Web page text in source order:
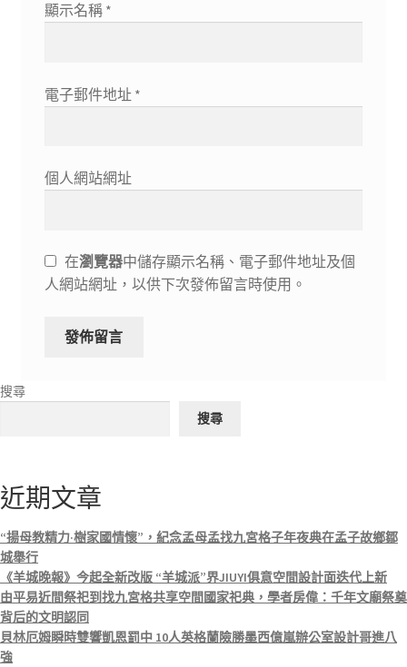
顯示名稱 *
電子郵件地址 *
個人網站網址
在瀏覽器中儲存顯示名稱、電子郵件地址及個
人網站網址，以供下次發佈留言時使用。
搜尋
搜尋
近期文章
“揚母教精力·樹家國情懷”，紀念孟母孟找九宮格子年夜典在孟子故鄉鄒
城舉行
《羊城晚報》今起全新改版 “羊城派”界JIUYI俱意空間設計面迭代上新
由平易近間祭祀到找九宮格共享空間國家祀典，學者房偉：千年文廟祭奠
背后的文明認同
貝林厄姆瞬時雙響凱恩罰中 10人英格蘭險勝墨西億嵐辦公室設計哥進八
強